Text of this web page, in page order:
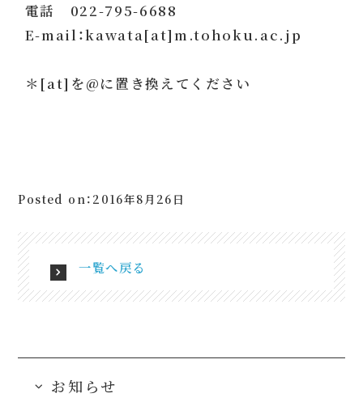
電話 022-795-6688
E-mail：kawata[at]m.tohoku.ac.jp
＊[at]を@に置き換えてください
Posted on：2016年8月26日
一覧へ戻る
お知らせ